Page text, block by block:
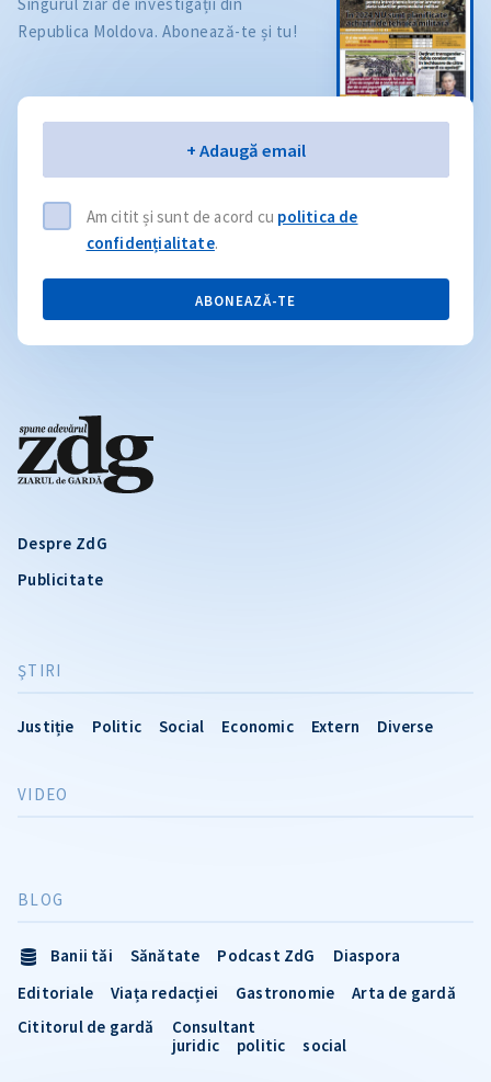
Despre ZdG
Publicitate
ŞTIRI
Justiție Politic Social Economic Extern Diverse
VIDEO
BLOG
Banii tăi Sănătate Podcast ZdG
Diaspora
Editoriale
Viața redacției Gastronomie
Arta de gardă
Cititorul de gardă
Consultant
juridic
politic social
Republica Moldova. Abonează-te și tu!
+ Adaugă email
Am citit și sunt de acord cu politica de
confidențialitate.
ABONEAZĂ-TE